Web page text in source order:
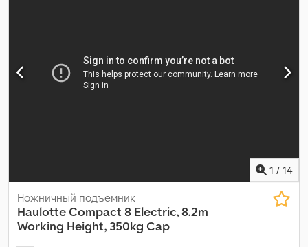
1 / 14
Ножничный подъемник
HaulotteCompact 8 Electric, 8.2m
Working Height, 350kg Cap